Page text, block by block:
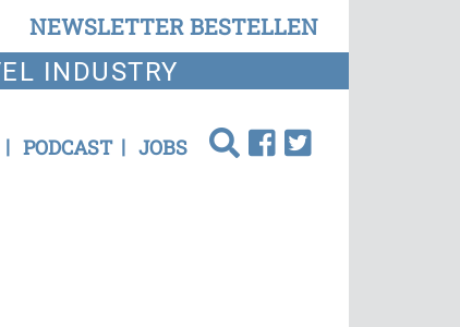
NEWSLETTER BESTELLEN
INDUSTRY
PODCAST JOBS